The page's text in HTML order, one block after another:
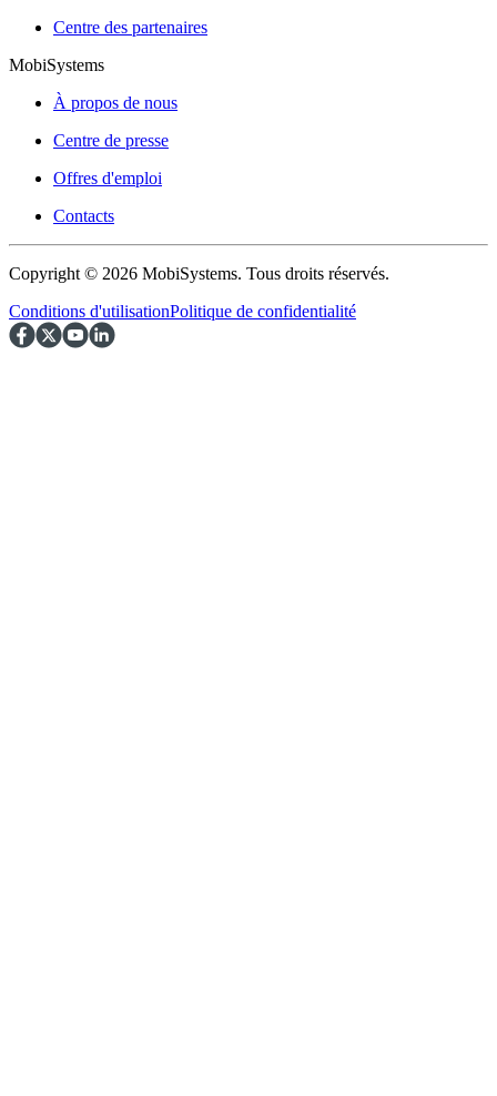
Centre des partenaires
MobiSystems
À propos de nous
Centre de presse
Offres d'emploi
Contacts
Copyright © 2026 MobiSystems. Tous droits réservés.
Conditions d'utilisationPolitique de confidentialité